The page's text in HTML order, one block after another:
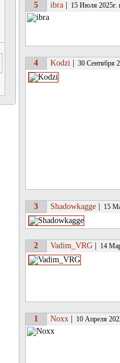
5
ibra 15 Июля 2025г.
4 Kodzi 30 Сентября
3 Shadowkagge 15
2 Vadim_VRG 14
1 Noxx 10 Апреля